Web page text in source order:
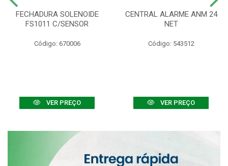
FECHADURA SOLENOIDE
FS1011 C/SENSOR
Código: 670006
VER PREÇO
CENTRAL ALARME ANM 24
NET
Código: 543512
VER PREÇO